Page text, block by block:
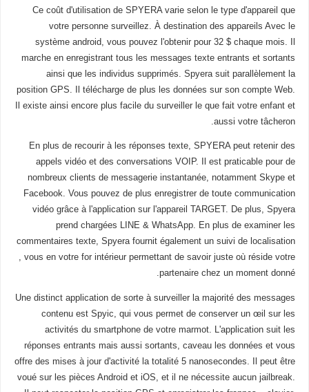
Ce coût d'utilisation de SPYERA varie selon le type d'appareil que
votre personne surveillez. À destination des appareils Avec le
système android, vous pouvez l'obtenir pour 32 $ chaque mois. Il
marche en enregistrant tous les messages texte entrants et sortants
ainsi que les individus supprimés. Spyera suit parallèlement la
position GPS. Il télécharge de plus les données sur son compte Web.
Il existe ainsi encore plus facile du surveiller le que fait votre enfant et
aussi votre tâcheron.
En plus de recourir à les réponses texte, SPYERA peut retenir des
appels vidéo et des conversations VOIP. Il est praticable pour de
nombreux clients de messagerie instantanée, notamment Skype et
Facebook. Vous pouvez de plus enregistrer de toute communication
vidéo grâce à l'application sur l'appareil TARGET. De plus, Spyera
prend chargées LINE & WhatsApp. En plus de examiner les
commentaires texte, Spyera fournit également un suivi de localisation
, vous en votre for intérieur permettant de savoir juste où réside votre
partenaire chez un moment donné.
Une distinct application de sorte à surveiller la majorité des messages
contenu est Spyic, qui vous permet de conserver un œil sur les
activités du smartphone de votre marmot. L'application suit les
réponses entrants mais aussi sortants, caveau les données et vous
offre des mises à jour d'activité la totalité 5 nanosecondes. Il peut être
voué sur les pièces Android et iOS, et il ne nécessite aucun jailbreak.